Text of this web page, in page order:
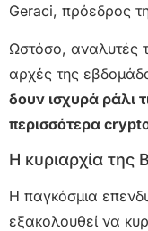
Geraci, πρόεδρος
Ωστόσο, αναλυτές
αρχές της
δουν ισχυρά ράλι
περισσότερα
Η κυριαρχία της
Η παγκόσμια
εξακολουθεί να